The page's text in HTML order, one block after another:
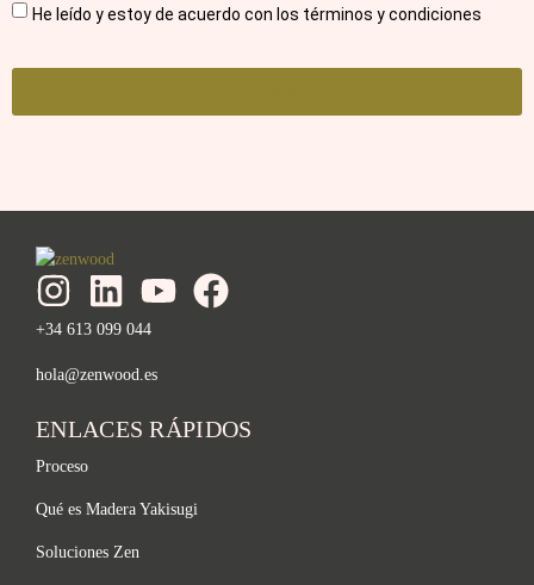
He leído y estoy de acuerdo con los términos y condiciones
+34 613 099 044
hola@zenwood.es
ENLACES RÁPIDOS
Proceso
Qué es Madera Yakisugi
Soluciones Zen